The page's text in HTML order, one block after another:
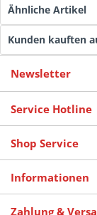
Ähnliche Artikel
Kunden kauften
Newsletter
Service Hotline
Shop Service
Informationen
Zahlung &